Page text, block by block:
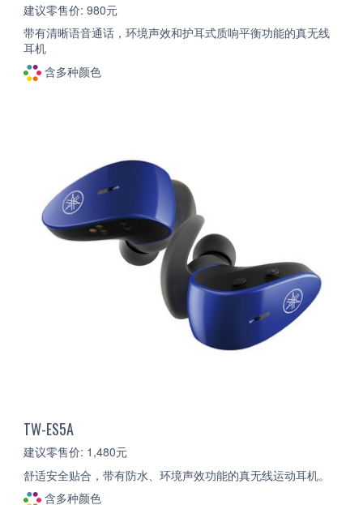
建议零售价: 980元
带有清晰语音通话，环境声效和护耳式质响平衡功能的真无线
耳机
含多种颜色
TW-ES5A
建议零售价: 1,480元
舒适安全贴合，带有防水、环境声效功能的真无线运动耳机。
含多种颜色